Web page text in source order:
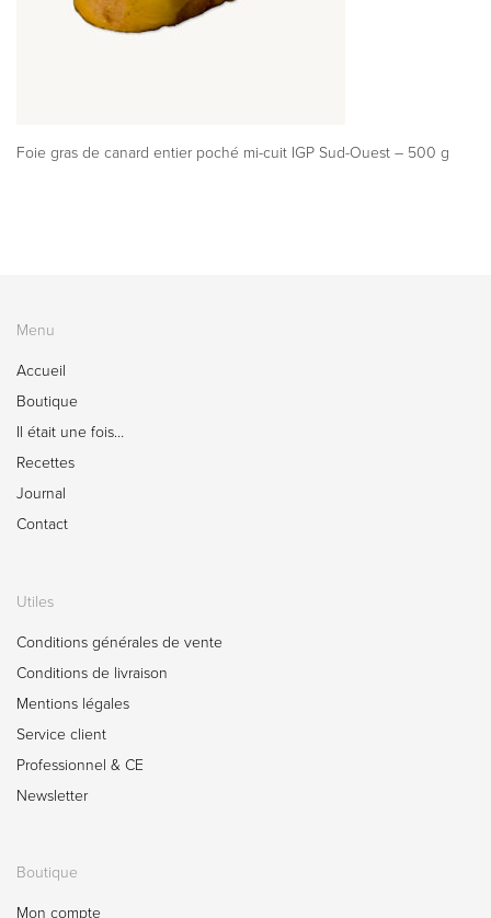
Foie gras de canard entier poché mi-cuit IGP Sud-Ouest – 500 g
Menu
Accueil
Boutique
Il était une fois…
Recettes
Journal
Contact
Utiles
Conditions générales de vente
Conditions de livraison
Mentions légales
Service client
Professionnel & CE
Newsletter
Boutique
Mon compte